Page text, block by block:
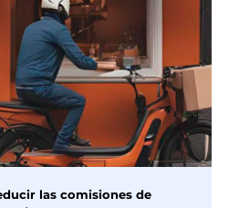
las comisiones de